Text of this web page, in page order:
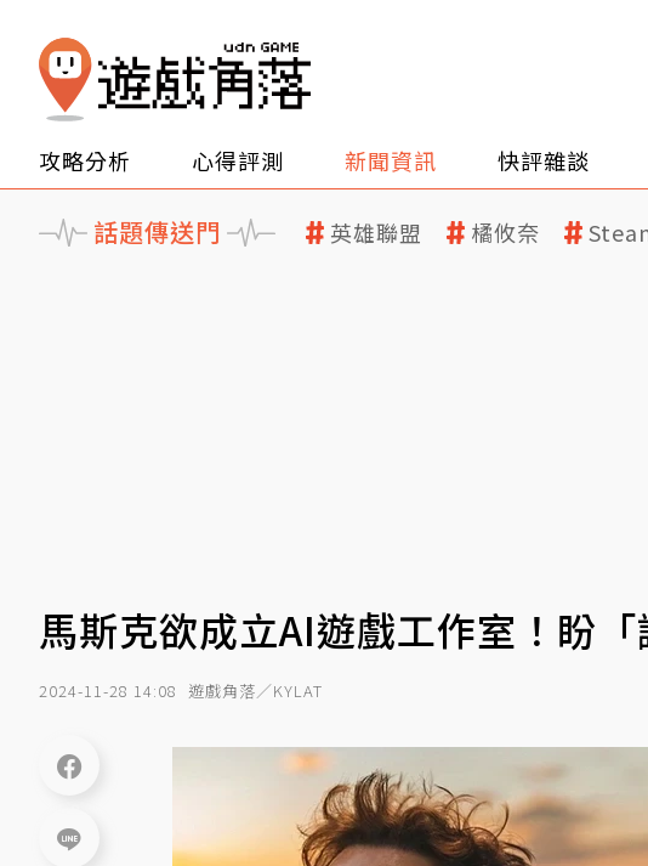
攻略分析 心得評測 新聞資訊 快評雜談
話題傳送門 英雄聯盟 橘攸奈
馬斯克欲成立AI遊戲工作室！盼「
2024-11-28 14:08 遊戲角落／KYLAT